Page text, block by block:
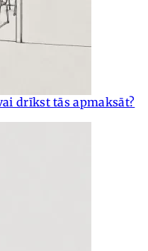
drīkst tās apmaksāt?